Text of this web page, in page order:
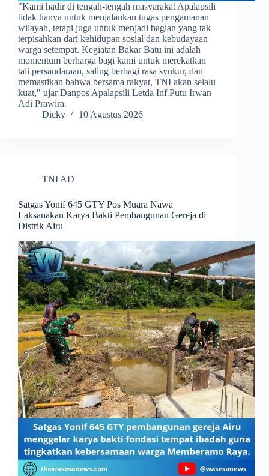
​"Kami hadir di tengah-tengah masyarakat Apalapsili
tidak hanya untuk menjalankan tugas pengamanan
wilayah, tetapi juga untuk menjadi bagian yang tak
terpisahkan dari kehidupan sosial dan kebudayaan
warga setempat. Kegiatan Bakar Batu ini adalah
momentum berharga bagi kami untuk merekatkan
tali persaudaraan, saling berbagi rasa syukur, dan
memastikan bahwa bersama rakyat, TNI akan selalu
kuat," ujar Danpos Apalapsili Letda Inf Putu Irwan
Adi Prawira.
Dicky
10 Agustus 2026
TNI AD
Satgas Yonif 645 GTY Pos Muara Nawa
Laksanakan Karya Bakti Pembangunan Gereja di
Distrik Airu